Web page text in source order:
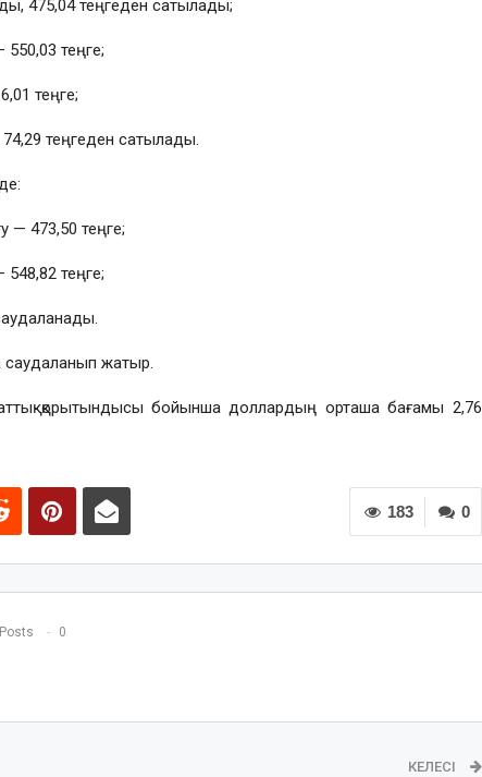
475,04 теңгеден сатылады;
теңге;
теңге;
теңгеден сатылады.
— 473,50 теңге;
теңге;
жатыр.
қорытындысы бойынша доллардың орташа бағамы 2,76
0
183
0
КЕЛЕСІ